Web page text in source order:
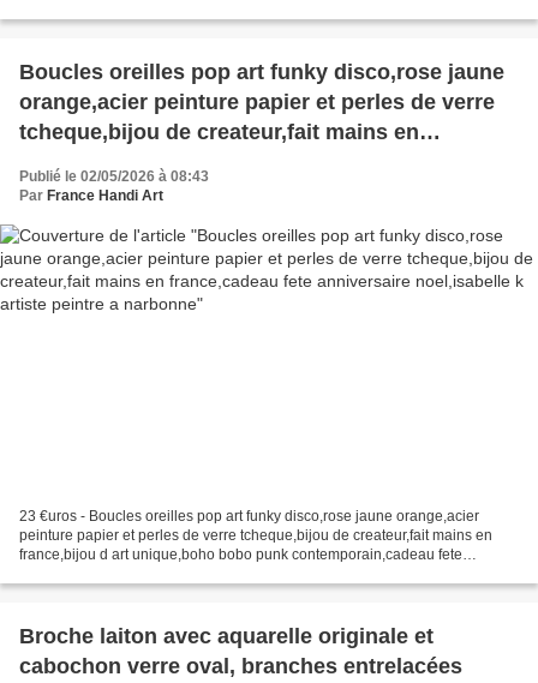
Boucles oreilles pop art funky disco,rose jaune
orange,acier peinture papier et perles de verre
tcheque,bijou de createur,fait mains en
artiste peintre a narbonne
Publié le 02/05/2026 à 08:43
Par France Handi Art
23 €uros - Boucles oreilles pop art funky disco,rose jaune orange,acier
peinture papier et perles de verre tcheque,bijou de createur,fait mains en
france,bijou d art unique,boho bobo punk contemporain,cadeau fete
Broche laiton avec aquarelle originale et
cabochon verre oval, branches entrelacées